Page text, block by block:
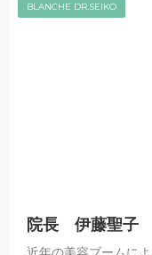
BLANCHE DR.SEIKO
院長 伊藤聖子